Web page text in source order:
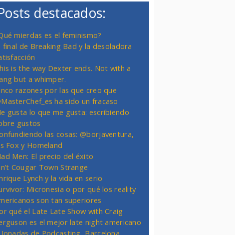
destacados:
mierdas es el feminismo?
final de Breaking Bad y la desoladora
is the way Dexter ends. Not with a
but a whimper.
razones por las que creo que
ha sido un fracaso
gusta lo que me gusta: escribiendo
gustos
las cosas: @borjaventura,
Fox y Homeland
Men: El precio del éxito
Cougar Town Strange
Lynch y la vida en serio
Micronesia o por qué los reality
son tan superiores
qué el Late Late Show with Craig
es el mejor late night americano
Jonadas de Podcasting, Barcelona